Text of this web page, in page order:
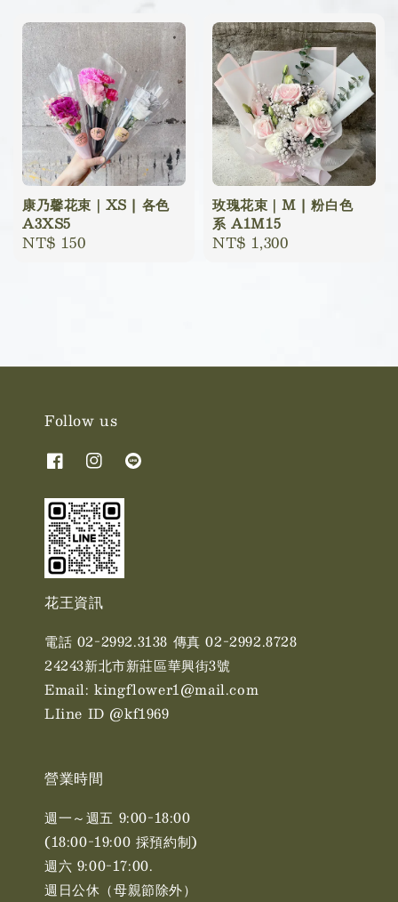
康乃馨花束｜XS | 各色
A3XS5
Regular
NT$ 150
玫瑰花束｜M | 粉白色
系 A1M15
Regular
NT$ 1,300
Follow us
花王資訊
電話 02-2992.3138 傳真 02-2992.8728
24243新北市新莊區華興街3號
Email: kingflower1@mail.com
LIine ID @kf1969
營業時間
週一～週五 9:00-18:00
(18:00-19:00 採預約制)
週六 9:00-17:00. ​​
週日公休（母親節除外）